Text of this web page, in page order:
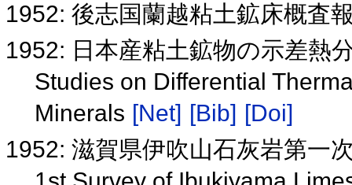
1952: 後志国蘭越粘土鉱床概査
1952: 日本産粘土鉱物の示差熱
Studies on Differential
Minerals [Net] [Bib] [Doi]
1952: 滋賀県伊吹山石灰岩第一